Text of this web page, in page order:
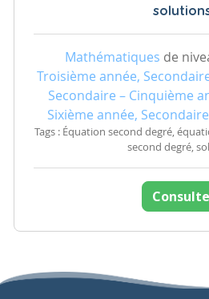
Mathématiques de
Troisième année,
Secondaire – Cinquième
Sixième année,
Tags : Équation second degré,
second degré,